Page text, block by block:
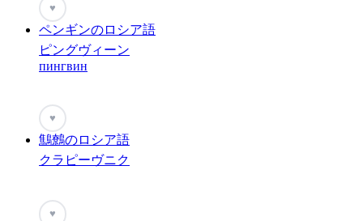
♥
ペンギンのロシア語
ピングヴィーン
пингвин
♥
鷦鷯のロシア語
クラピーヴニク
♥